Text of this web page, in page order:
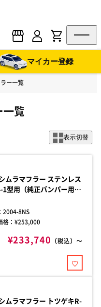
マイカー登録
ー一覧
一覧
表示切替
型用（純正バンパー用）
MT車ともに適合 ステン
およそ68mm
2004-8NS
格：¥253,000
¥233,740 （税込）～